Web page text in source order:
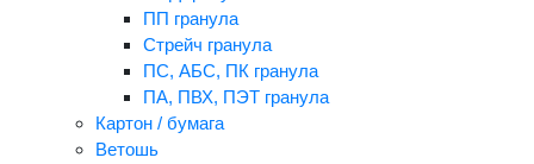
ПП гранула
Стрейч гранула
ПС, АБС, ПК гранула
ПА, ПВХ, ПЭТ гранула
Картон / бумага
Ветошь